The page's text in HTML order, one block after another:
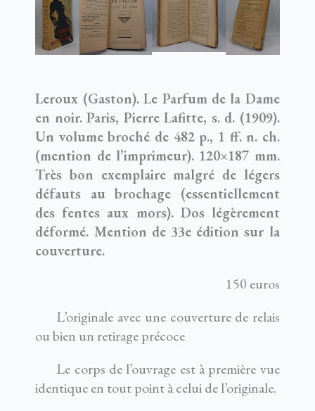
Leroux (Gaston). Le Parfum de la Dame
en noir. Paris, Pierre Lafitte, s. d. (1909).
Un volume broché de 482 p., 1 ff. n. ch.
(mention de l’imprimeur). 120×187 mm.
Très bon exemplaire malgré de légers
défauts au brochage (essentiellement
des fentes aux mors). Dos légèrement
déformé. Mention de 33e édition sur la
couverture.
150 euros
L’originale avec une couverture de relais
ou bien un retirage précoce
Le corps de l’ouvrage est à première vue
identique en tout point à celui de l’originale.